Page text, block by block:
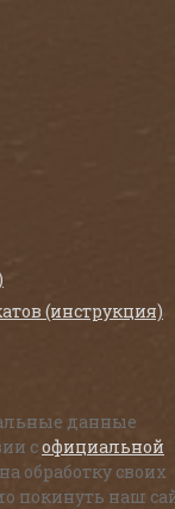
(инструкция)
данные
софициальной
обработку своих
покинуть наш